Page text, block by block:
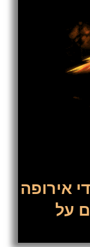
אירופה
על